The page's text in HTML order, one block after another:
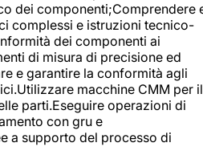
dei componenti;Comprendere
complessi e istruzioni tecnico-
dei componenti ai
di misura di precisione ed
e garantire la conformità agli
macchine CMM per il
parti.Eseguire operazioni di
con gru e
a supporto del processo di